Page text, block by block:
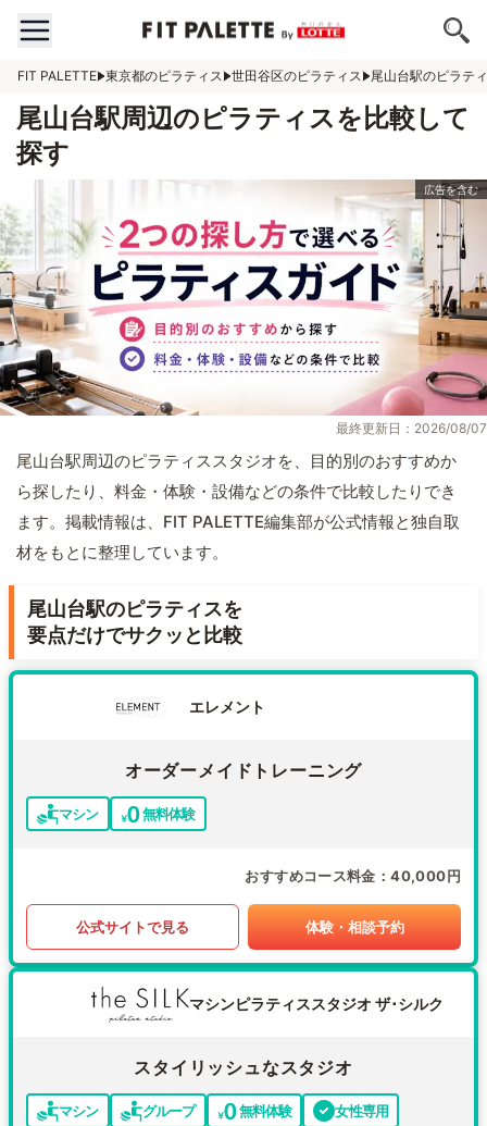
FIT PALETTE 東京都のピラティス 世田谷区のピラティス 尾山台駅のピラテ
尾山台駅周辺のピラティスを比較して
探す
最終更新日：2026/08/07
尾山台駅周辺のピラティススタジオを、目的別のおすすめか
ら探したり、料金・体験・設備などの条件で比較したりでき
ます。掲載情報は、FIT PALETTE編集部が公式情報と独自取
材をもとに整理しています。
尾山台駅のピラティスを
要点だけでサクッと比較
エレメント
オーダーメイドトレーニング
マシン 無料体験
おすすめコース料金 40,000円
公式サイトで見る 体験・相談予約
マシンピラティススタジオ ザ･シルク
スタイリッシュなスタジオ
マシン グループ 無料体験 女性専用